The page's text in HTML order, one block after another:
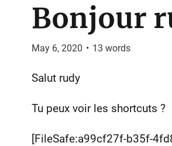
Bonjour
May 6, 2020 • 13 words
Salut rudy
Tu peux voir les shortcuts ?
[FileSafe:a99cf27f-b35f-